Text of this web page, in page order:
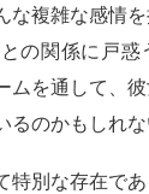
な複雑な感情
の関係に戸惑
ムを通して、
のかもしれな
特別な存在で